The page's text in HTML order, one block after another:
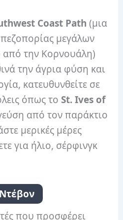
Coast Path (μια
μεγάλων
την Κορνουάλη)
την άγρια ​​φύση και
κατευθυνθείτε σε
όπως το St. Ives of
από τον παράκτιο
μερικές μέρες
για ήλιο, σέρφινγκ
που προσφέρει